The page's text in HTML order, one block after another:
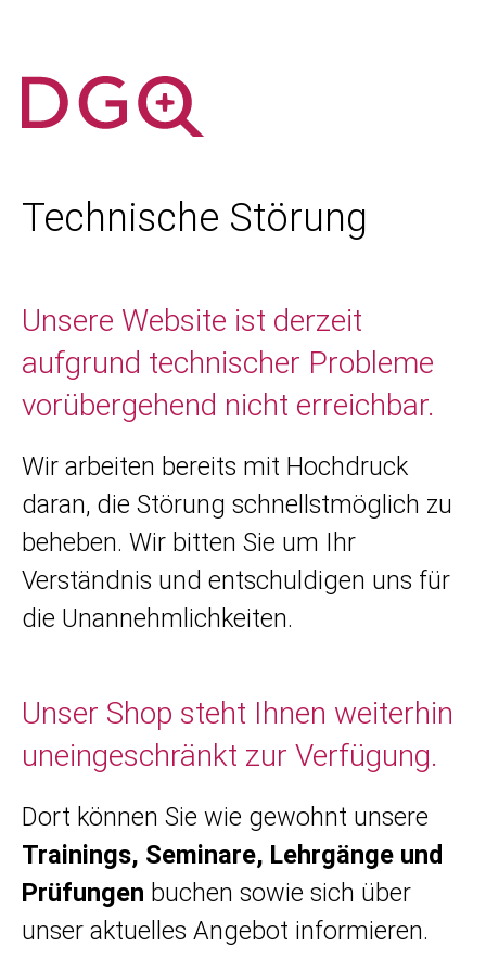
Technische Störung
Unsere Website ist derzeit
aufgrund technischer Probleme
vorübergehend nicht erreichbar.
Wir arbeiten bereits mit Hochdruck
daran, die Störung schnellstmöglich zu
beheben. Wir bitten Sie um Ihr
Verständnis und entschuldigen uns für
die Unannehmlichkeiten.
Unser Shop steht Ihnen weiterhin
uneingeschränkt zur Verfügung.
Dort können Sie wie gewohnt unsere
Trainings, Seminare, Lehrgänge und
Prüfungen buchen sowie sich über
unser aktuelles Angebot informieren.